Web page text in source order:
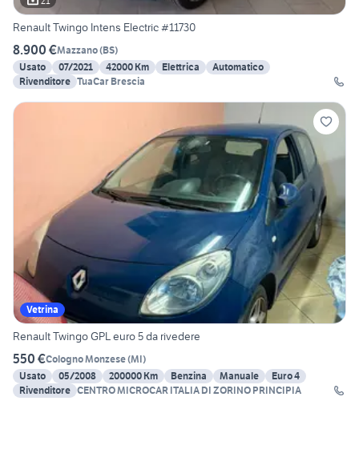
Renault Twingo Intens Electric #11730
8.900 €Mazzano(BS)
Usato
07/2021 42000 Km Elettrica
Automatico
Rivenditore TuaCar Brescia
Vetrina
Renault Twingo GPL euro 5 da rivedere
550 €Cologno Monzese(MI)
Usato
05/2008 200000 Km Benzina Manuale
Euro 4
Rivenditore CENTRO MICROCAR ITALIA DI ZORINO PRINCIPIA